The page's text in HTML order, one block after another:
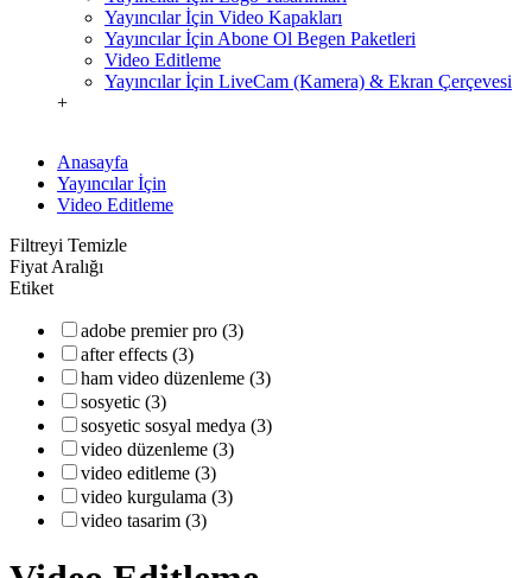
Yayıncılar İçin Video Kapakları
Yayıncılar İçin Abone Ol Begen Paketleri
Video Editleme
Yayıncılar İçin LiveCam (Kamera) & Ekran Çerçevesi
+
Anasayfa
Yayıncılar İçin
Video Editleme
Filtreyi Temizle
Fiyat Aralığı
Etiket
adobe premier pro (3)
after effects (3)
ham video düzenleme (3)
sosyetic (3)
sosyetic sosyal medya (3)
video düzenleme (3)
video editleme (3)
video kurgulama (3)
video tasarim (3)